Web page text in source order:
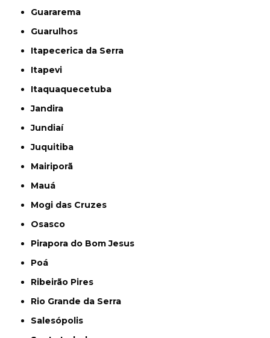
Guararema
Guarulhos
Itapecerica da Serra
Itapevi
Itaquaquecetuba
Jandira
Jundiaí
Juquitiba
Mairiporã
Mauá
Mogi das Cruzes
Osasco
Pirapora do Bom Jesus
Poá
Ribeirão Pires
Rio Grande da Serra
Salesópolis